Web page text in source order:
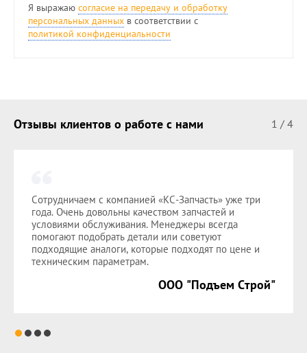
Я выражаю согласие на передачу и обработку
персональных данных в соответствии с
политикой конфиденциальности
Отзывы клиентов о работе с нами 1 / 4
Сотрудничаем с компанией «КС-Запчасть» уже три
года. Очень довольны качеством запчастей и
условиями обслуживания. Менеджеры всегда
помогают подобрать детали или советуют
подходящие аналоги, которые подходят по цене и
техническим параметрам.
ООО "Подъем Строй"